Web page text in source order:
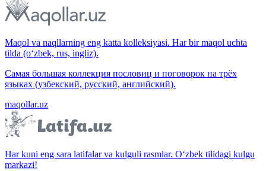
Maqol va naqllarning eng katta kolleksiyasi. Har bir maqol uchta
tilda (o‘zbek, rus, ingliz).
Самая большая коллекция пословиц и поговорок на трёх
языках (узбекский, русский, английский).
maqollar.uz
Har kuni eng sara latifalar va kulguli rasmlar. O‘zbek tilidagi kulgu
markazi!